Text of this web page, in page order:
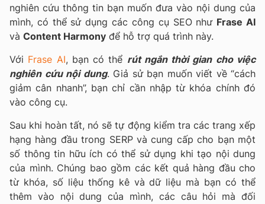
nghiên cứu thông tin bạn muốn đưa vào nội dung của
mình, có thể sử dụng các công cụ SEO như Frase AI
và Content Harmony để hỗ trợ quá trình này.
Với Frase AI, bạn có thể rút ngắn thời gian cho việc
nghiên cứu nội dung. Giả sử bạn muốn viết về “cách
giảm cân nhanh”, bạn chỉ cần nhập từ khóa chính đó
vào công cụ.
Sau khi hoàn tất, nó sẽ tự động kiểm tra các trang xếp
hạng hàng đầu trong SERP và cung cấp cho bạn một
số thông tin hữu ích có thể sử dụng khi tạo nội dung
của mình. Chúng bao gồm các kết quả hàng đầu cho
từ khóa, số liệu thống kê và dữ liệu mà bạn có thể
thêm vào nội dung của mình, các câu hỏi mà đối